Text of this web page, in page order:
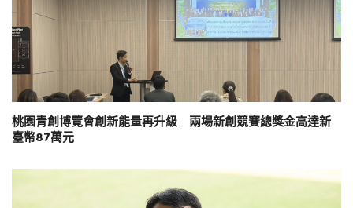
桃園青創博覽會創新能量再升級 兩場新創競賽總獎金高達新
臺幣87萬元